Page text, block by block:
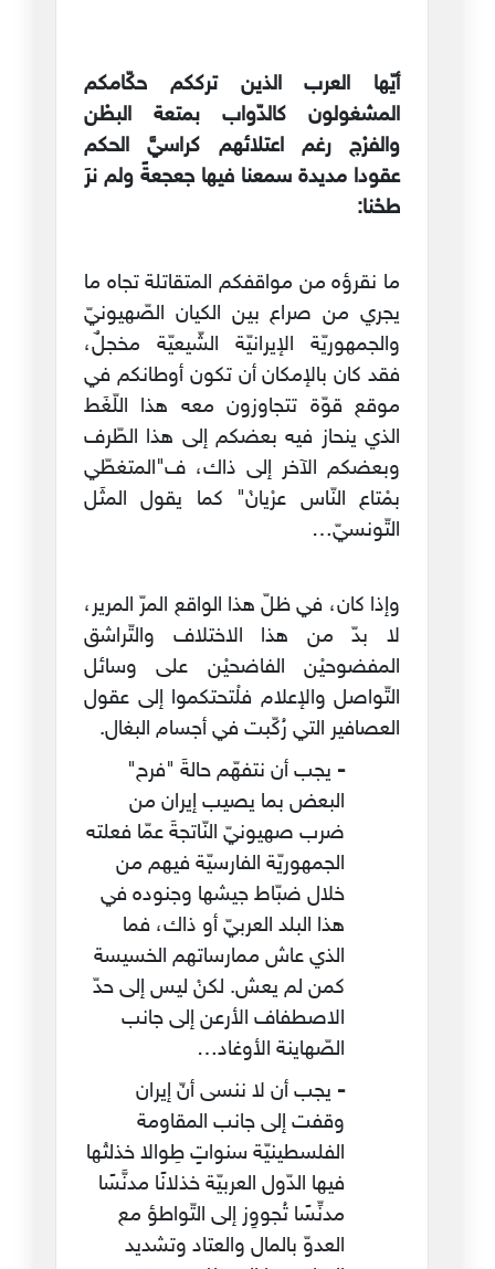
أيّها العرب الذين ترككم حكّامكم
المشغولون كالدّواب بمتعة البطْن
والفرْج رغم اعتلائهم كراسيَّ الحكم
عقودا مديدة سمعنا فيها جعجعةً ولم نرَ
طحْنا:
ما نقرؤه من مواقفكم المتقاتلة تجاه ما
يجري من صراع بين الكيان الصّهيونيّ
والجمهوريّة الإيرانيّة الشّيعيّة مخجلٌ،
فقد كان بالإمكان أن تكون أوطانكم في
موقع قوّة تتجاوزون معه هذا اللّغَط
الذي ينحاز فيه بعضكم إلى هذا الطّرف
وبعضكم الآخر إلى ذاك، ف"المتغطّي
بمْتاع النّاس عرْيانْ" كما يقول المثَل
التّونسيّ…
وإذا كان، في ظلّ هذا الواقع المرّ المرير،
لا بدّ من هذا الاختلاف والتّراشق
المفضوحيْن الفاضحيْن على وسائل
التّواصل والإعلام فلْتحتكموا إلى عقول
العصافير التي رُكّبت في أجسام البغال.
- يجب أن نتفهّم حالةَ "فرح"
البعض بما يصيب إيران من
ضرب صهيونيّ النّاتجةَ عمّا فعلته
الجمهوريّة الفارسيّة فيهم من
خلال ضبّاط جيشها وجنوده في
هذا البلد العربيّ أو ذاك، فما
الذي عاش ممارساتهم الخسيسة
كمن لم يعش. لكنْ ليس إلى حدّ
الاصطفاف الأرعن إلى جانب
الصّهاينة الأوغاد…
- يجب أن لا ننسى أنّ إيران
وقفت إلى جانب المقاومة
الفلسطينيّة سنواتٍ طِوالا خذلتْها
فيها الدّول العربيّة خذلانًا مدنَّسًا
مدنِّسًا تُجووِز إلى التّواطؤ مع
العدوّ بالمال والعتاد وتشديد